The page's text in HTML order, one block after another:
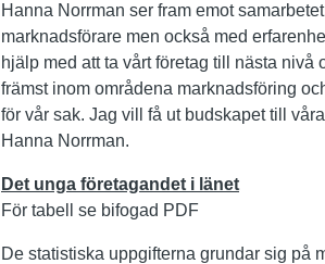
Hanna Norrman ser fram emot
marknadsförare men också med
hjälp med att ta vårt företag till nästa
främst inom områdena marknadsföring
för vår sak. Jag vill få ut budskapet till
Hanna Norrman.
Det unga företagandet i länet
För tabell se bifogad PDF
De statistiska uppgifterna grundar sig på